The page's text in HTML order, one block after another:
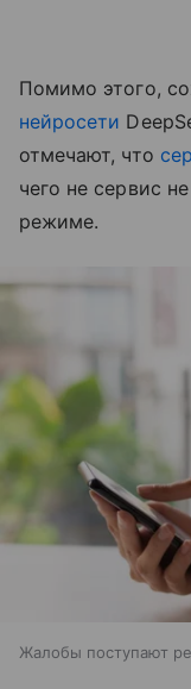
Помимо этого,
нейросети
отмечают, что
чего не сервис
режиме.
Жалобы поступают